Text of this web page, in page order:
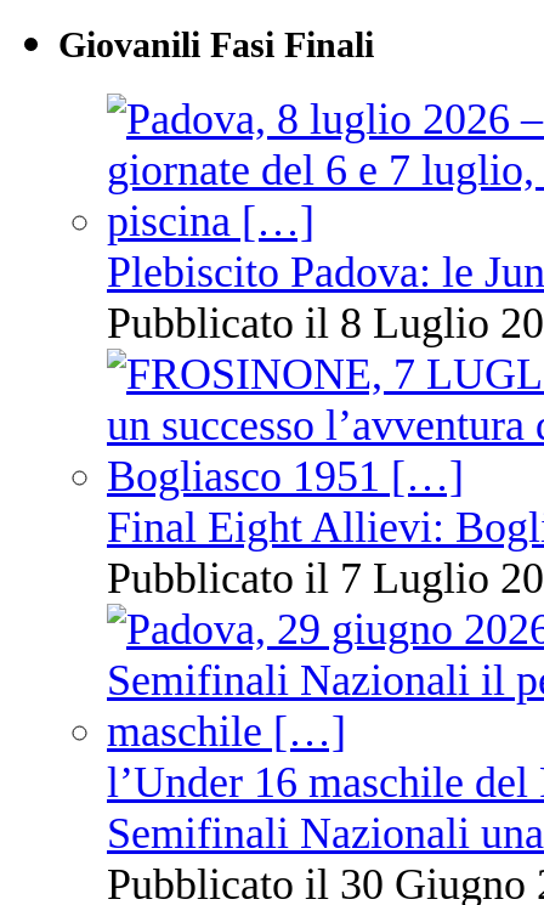
Giovanili Fasi Finali
Plebiscito Padova: le
Pubblicato il 8 Luglio
Final Eight Allievi:
Pubblicato il 7 Luglio
l’Under 16 maschile
Semifinali Nazionali
Pubblicato il 30 Giugno